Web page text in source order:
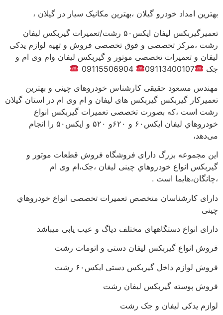
بهترین امداد خودرو گیلان ،بهترین مکانیک سیار در گیلان ،
تعمیرگیربکس لیفان ایکس۵۰ رشت/تعمیرات گیربکس لیفان
رشت ،مرکز تخصصی و فوق تخصصی فروش و تهیه لوازم یدکی
لیفان و تعمیرات تخصصی موتور و گیربکس لیفان وام وی ام و
جک
09113400107
09115506904
مهندس مسعود حقیقی کارشناس خودروهای چینی و بهترین
تعمیرکار گیربکس گیربکس های لیفان و ام وی ام در استان گیلان
رشت است ،که بصورت تخصصی تعمیرات گیربکس انواع
خودروهاي لیفان ایکس۶۰ و ۶۲۰و ۵۲۰ و ایکس۵۰ را انجام
می‌دهد،
این مجموعه بزرگ دارای فروشگاه فروش قطعات موتور و
گیربکس انواع خودروهاي چینی لیفان ،جک،ام وی ام
،چانگان،هایما است .
دارای کارشناسان متخصص تعمیرات تخصصی انواع خودروهاي
چینی
دارای انواع دستگاههای مختلف دیاگ و عيب یابی میباشد
فروش انواع گیربکس لیفان دستی و اتومات رشت
فروش لوازم داخل گیربکس دستی ایکس۶۰ رشت
فروش پوسته گیربکس لیفان رشت
لوازم یدکی لیفان و جک رشت